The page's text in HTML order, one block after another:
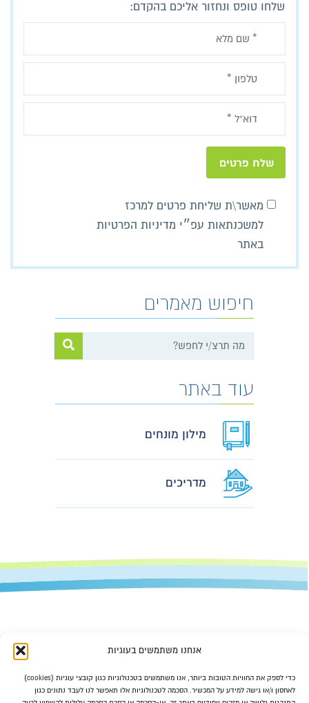
אנחנו משתמשים בעוגיות
כדי לספק את החוויות הטובות ביותר, אנו משתמשים בטכנולוגיות כגון קובצי עוגיות (cookies)
לאחסון ו/או גישה למידע על המכשיר. הסכמה לטכנולוגיות אלו תאפשר לנו לעבד נתונים כגון
שלחו טופס ונחזור אליכם בהקדם:
מאשר\ת שליחת פרטים למרכז
למשכנתאות עפ״י מדיניות הפרטיות
באתר
חיפוש מאמרים
עוד באתר
מילון מונחים
מדריכים